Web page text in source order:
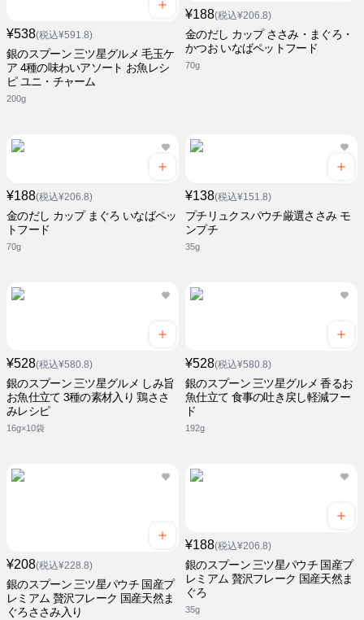
¥538(税込¥591.8)
銀のスプーン 三ツ星グルメ 毛玉ケ
ア 4種の味わいアソート お魚レシ
ピ ユニ・チャーム
200g
¥188(税込¥206.8)
金のだし カップ ささみ・まぐろ・
かつお いなばペットフード
70g
¥188(税込¥206.8)
金のだし カップ まぐろ いなばペッ
トフード
70g
¥138(税込¥151.8)
プチリュクスパウチ厳選ささみ モ
ンプチ
35g
¥528(税込¥580.8)
銀のスプーン 三ツ星グルメ しみ旨
お魚仕立て 3種の素材入り 鶏ささ
みレシピ
16g×10袋
¥528(税込¥580.8)
銀のスプーン 三ツ星グルメ 香るお
魚仕立て 食事の吐き戻し軽減フー
ド
192g
¥208(税込¥228.8)
銀のスプーン 三ツ星パウチ 国産プ
レミアム 贅沢フレーク 国産天然ま
ぐろささみ入り
¥188(税込¥206.8)
銀のスプーン 三ツ星パウチ 国産プ
レミアム 贅沢フレーク 国産天然ま
ぐろ
35g